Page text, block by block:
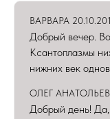
ВАРВАРА
Добрый вечер.
Ксантоплазмы
нижних век
ОЛЕГ
Добрый день!